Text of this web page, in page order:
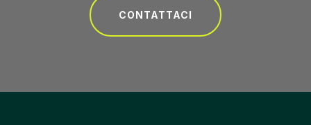
CONTATTACI